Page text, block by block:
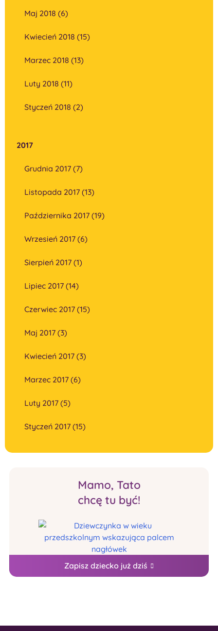
Maj 2018 (6)
Kwiecień 2018 (15)
Marzec 2018 (13)
Luty 2018 (11)
Styczeń 2018 (2)
2017
Grudnia 2017 (7)
Listopada 2017 (13)
Października 2017 (19)
Wrzesień 2017 (6)
Sierpień 2017 (1)
Lipiec 2017 (14)
Czerwiec 2017 (15)
Maj 2017 (3)
Kwiecień 2017 (3)
Marzec 2017 (6)
Luty 2017 (5)
Styczeń 2017 (15)
Mamo, Tato
chcę tu być!
Zapisz dziecko już dziś